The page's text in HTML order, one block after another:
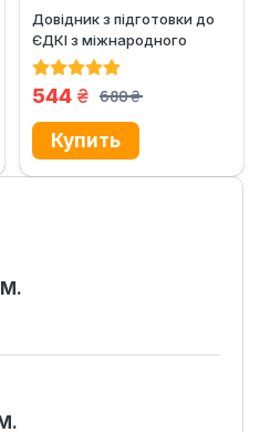
Эксклюзив
Довідник з підготовки до
ЄДКІ з міжнародного
права
680
грн.
544 грн.